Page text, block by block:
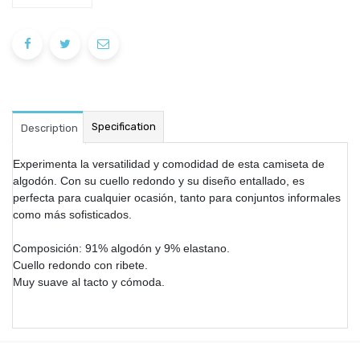
Description Specification
Experimenta la versatilidad y comodidad de esta camiseta de
algodón. Con su cuello redondo y su diseño entallado, es
perfecta para cualquier ocasión, tanto para conjuntos informales
como más sofisticados.
Composición: 91% algodón y 9% elastano.
Cuello redondo con ribete.
Muy suave al tacto y cómoda.